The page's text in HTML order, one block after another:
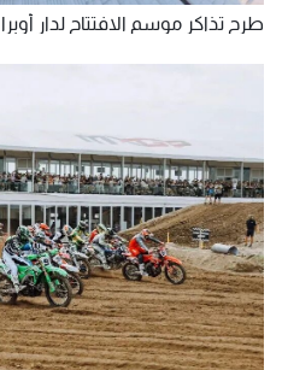
طرح تذاكر موسم الافتتاح لدار